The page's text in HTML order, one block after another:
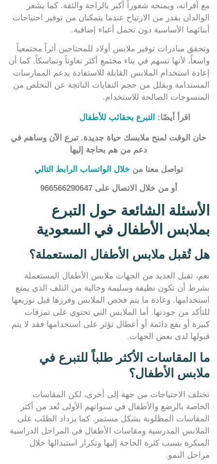
مع أقرانه، ويمنحه شعوراً أكبر بالراحة والثقة. كما يشعر
الوالدان بقدر من الارتياح عندما يتمكنان من توفير احتياجات
أبنائهما الأساسية دون تحمل أعباء إضافية.
وتحقق مبادرات توفير ملابس أولاد للمحتاجين أثراً مجتمعياً
واسعاً، لأنها تسهم في بناء مجتمع أكثر تعاوناً وتماسكاً. كما أن
إعادة استخدام الملابس القابلة للاستفادة يدعم الممارسات
المستدامة ويقلل من حجم النفايات الناتجة عن التخلص من
المنسوجات الصالحة للاستخدام.
اقرأ أيضًا: التبرع بحقائب للأطفال
حان الوقت لمنح ملابسك حياة جديدة. تبرع الآن وساهم في
دعم من هم بحاجة إليها
تواصل معنا من خلال الواتساب الرابط التالي
أو من خلال الاتصال على 966566290647
الأسئلة الشائعة حول التبرع
بملابس الأطفال في السعودية
هل تُقبل ملابس الأطفال المستعملة؟
نعم، تقبل العديد من الجهات ملابس الأطفال المستعملة
بشرط أن تكون نظيفة وسليمة وخالية من التلف الذي يمنع
استخدامها. وعادة ما يتم فحص الملابس وفرزها قبل توزيعها
للتأكد من جودتها. أما الملابس التي تحتوي على تمزقات
كبيرة أو بقع دائمة أو أعطال تؤثر على استخدامها فقد لا يتم
قبولها لدى بعض الجهات.
ما المقاسات الأكثر طلباً للتبرع في
ملابس الأطفال؟
تختلف الاحتياجات من جهة إلى أخرى، لكن المقاسات
الخاصة بالرضع والأطفال في سنواتهم الأولى تُعد من أكثر
المقاسات المطلوبة بشكل مستمر. كما يزداد الطلب على
الملابس المدرسية ومقاسات الأطفال في المراحل الدراسية
المبكرة بسبب كثرة الحاجة إليها وتكرار استبدالها خلال
مراحل النمو.